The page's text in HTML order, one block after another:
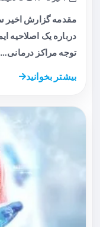
توجه مراکز درمانی…
بیشتر بخوانید